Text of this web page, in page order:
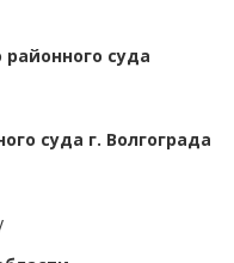
суда
суда г. Волгограда